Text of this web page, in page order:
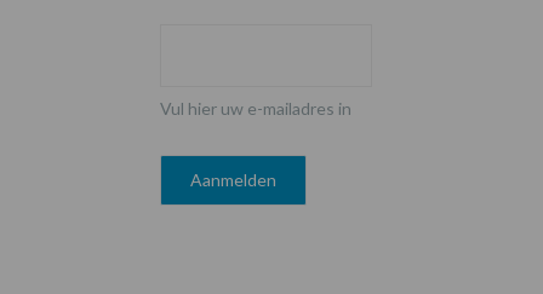
Vul hier uw e-mailadres in